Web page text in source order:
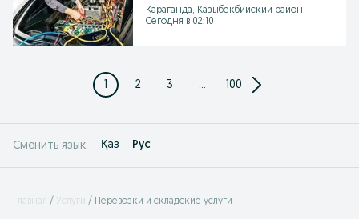
Караганда, Казыбекбийский район
Сегодня в 02:10
1 2 3 ... 100
Сменить язык: Қаз Рус
Главная Услуги Перевозки и складские услуги